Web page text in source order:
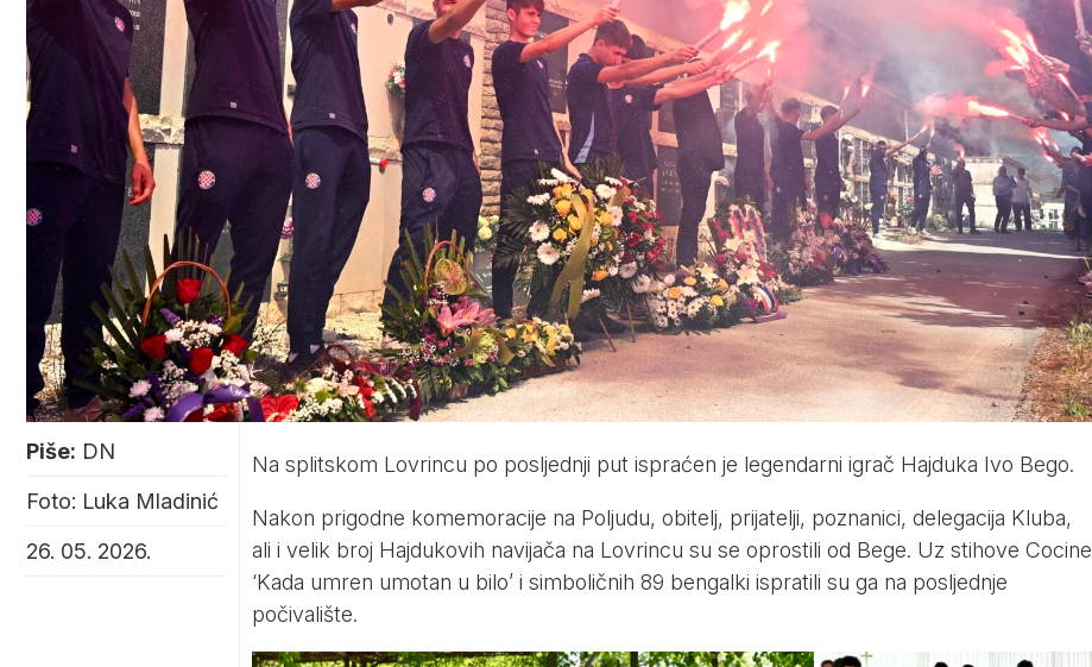
Piše: DN
Foto: Luka Mladinić
26. 05. 2026.
Na splitskom Lovrincu po posljednji put ispraćen je legendarni igrač Hajduka Ivo Bego.
Nakon prigodne komemoracije na Poljudu, obitelj, prijatelji, poznanici, delegacija Kluba,
ali i velik broj Hajdukovih navijača na Lovrincu su se oprostili od Bege. Uz stihove Cocine
‘Kada umren umotan u bilo’ i simboličnih 89 bengalki ispratili su ga na posljednje
počivalište.